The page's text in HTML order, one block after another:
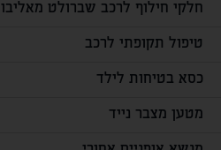
חלקי חילוף לרכב שברולט מאליבו
טיפול תקופתי לרכב
כסא בטיחות לילד
מטען מצבר נייד